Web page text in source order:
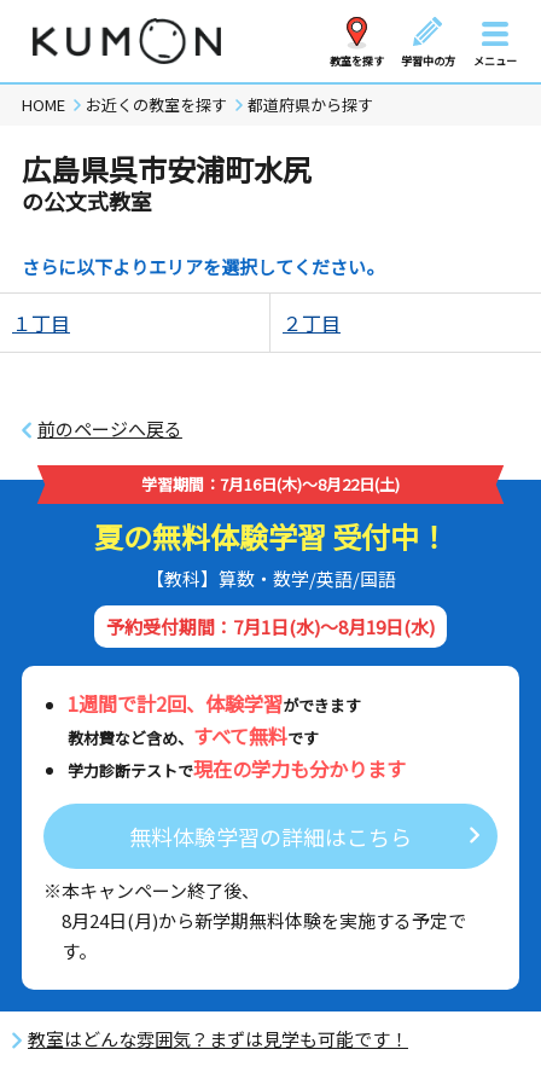
教室を探す 学習中の方 メニュー
HOME お近くの教室を探す 都道府県から探す
広島県呉市安浦町水尻
の公文式教室
さらに以下よりエリアを選択してください。
１丁目 ２丁目
前のページへ戻る
学習期間：7月16日(木)～8月22日(土)
夏の無料体験学習 受付中！
【教科】算数・数学/英語/国語
予約受付期間：7月1日(水)～8月19日(水)
1週間で計2回、体験学習ができます
教材費など含め、 すべて無料です
学力診断テストで現在の学力も分かります
無料体験学習の詳細はこちら
※本キャンペーン終了後、
8月24日(月)から新学期無料体験を実施する予定で
す。
教室はどんな雰囲気？まずは見学も可能です！